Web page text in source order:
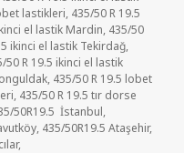
lastikleri, 435/50 R 19.5
el lastik Mardin, 435/50
ikinci el lastik Tekirdağ,
50 R 19.5 ikinci el lastik
, 435/50 R 19.5 lobet
, 435/50 R 19.5 tır dorse
50R19.5 İstanbul,
, 435/50R19.5 Ataşehir,
,